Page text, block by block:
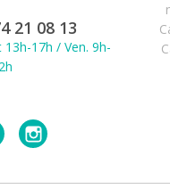
21 08 13
13h-17h / Ven. 9h-